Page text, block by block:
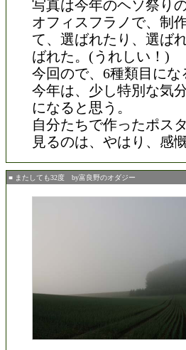
写真は今年のヘソ祭り
オフィスフラノで、制
て、選ばれたり、選ば
ばれた。(うれしい！)
今回ので、6種類目にな
今年は、少し特別な気
になると思う。
自分たちで作ったポス
見るのは、やはり、感
■ またしても32度 by富良野のオダジー